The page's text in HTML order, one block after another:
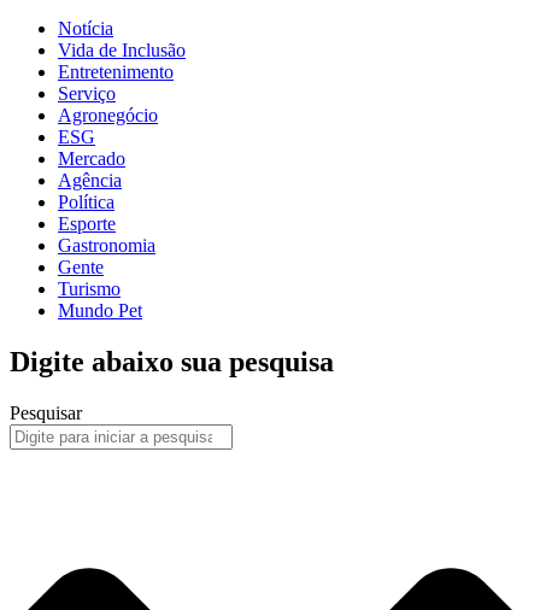
Notícia
Vida de Inclusão
Entretenimento
Serviço
Agronegócio
ESG
Mercado
Agência
Política
Esporte
Gastronomia
Gente
Turismo
Mundo Pet
Digite abaixo sua pesquisa
Pesquisar